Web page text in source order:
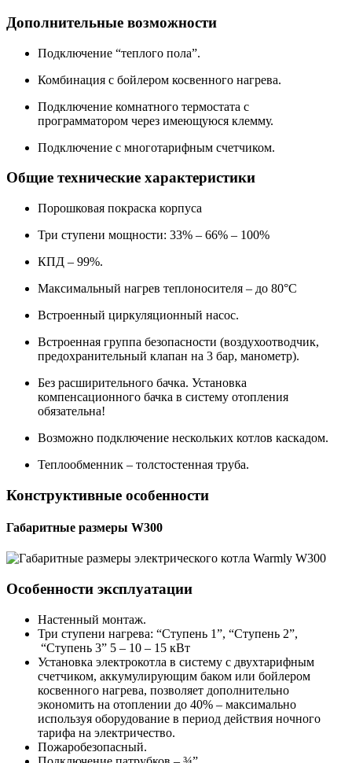
Дополнительные возможности
Подключение “теплого пола”.
Комбинация с бойлером косвенного нагрева.
Подключение комнатного термостата с
программатором через имеющуюся клемму.
Подключение с многотарифным счетчиком.
Общие технические характеристики
Порошковая покраска корпуса
Три ступени мощности: 33% – 66% – 100%
КПД – 99%.
Максимальный нагрев теплоносителя – до 80°С
Встроенный циркуляционный насос.
Встроенная группа безопасности (воздухоотводчик,
предохранительный клапан на 3 бар, манометр).
Без расширительного бачка. Установка
компенсационного бачка в систему отопления
обязательна!
Возможно подключение нескольких котлов каскадом.
Теплообменник – толстостенная труба.
Конструктивные особенности
Габаритные размеры W300
Особенности эксплуатации
Настенный монтаж.
Три ступени нагрева: “Ступень 1”, “Ступень 2”,
“Ступень 3” 5 – 10 – 15 кВт
Установка электрокотла в систему с двухтарифным
счетчиком, аккумулирующим баком или бойлером
косвенного нагрева, позволяет дополнительно
экономить на отоплении до 40% – максимально
используя оборудование в период действия ночного
тарифа на электричество.
Пожаробезопасный.